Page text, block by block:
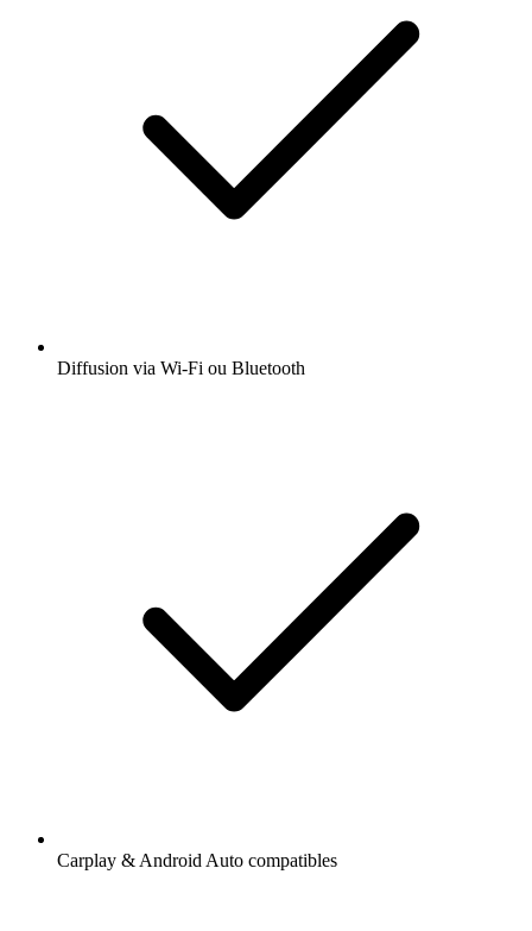
Diffusion via Wi-Fi ou Bluetooth
Carplay & Android Auto compatibles